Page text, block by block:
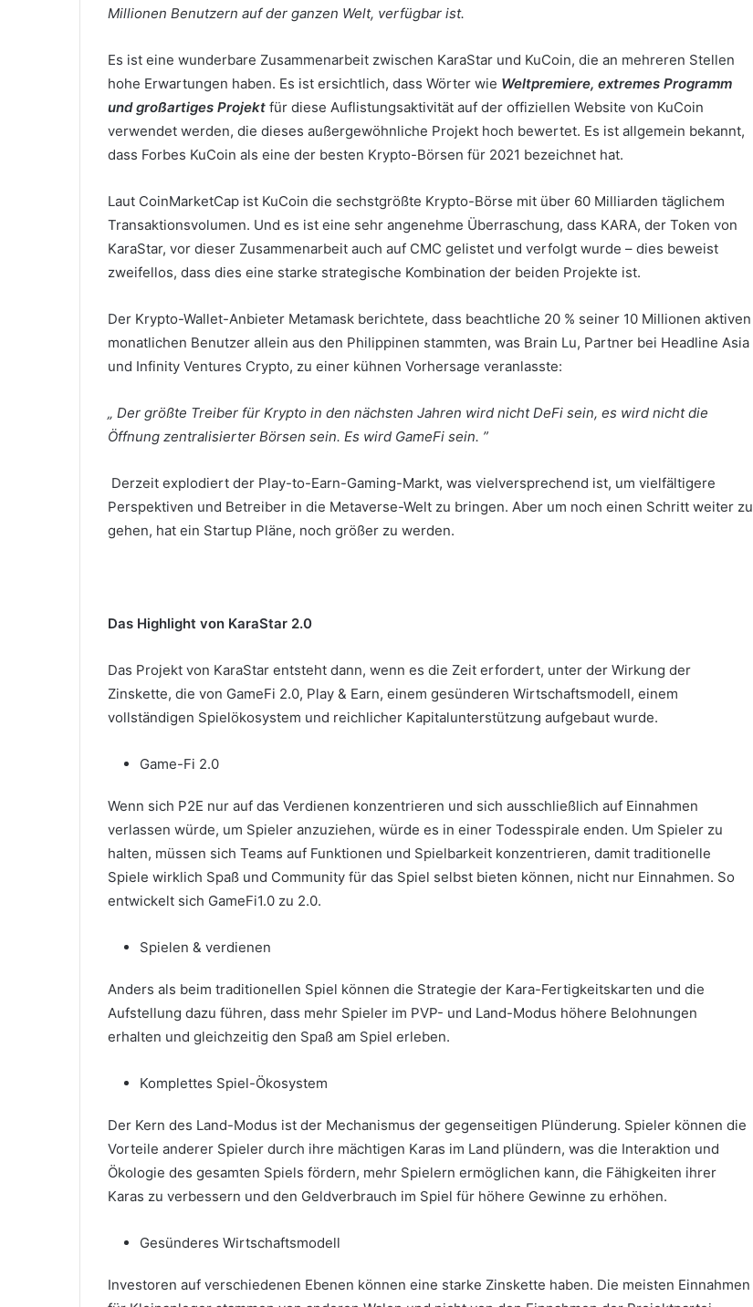
Millionen Benutzern auf der ganzen Welt, verfügbar ist.
Es ist eine wunderbare Zusammenarbeit zwischen KaraStar und KuCoin, die an mehreren Stellen
hohe Erwartungen haben. Es ist ersichtlich, dass Wörter wie Weltpremiere, extremes Programm
und großartiges Projekt für diese Auflistungsaktivität auf der offiziellen Website von KuCoin
verwendet werden, die dieses außergewöhnliche Projekt hoch bewertet. Es ist allgemein bekannt,
dass Forbes KuCoin als eine der besten Krypto-Börsen für 2021 bezeichnet hat.
Laut CoinMarketCap ist KuCoin die sechstgrößte Krypto-Börse mit über 60 Milliarden täglichem
Transaktionsvolumen. Und es ist eine sehr angenehme Überraschung, dass KARA, der Token von
KaraStar, vor dieser Zusammenarbeit auch auf CMC gelistet und verfolgt wurde – dies beweist
zweifellos, dass dies eine starke strategische Kombination der beiden Projekte ist.
Der Krypto-Wallet-Anbieter Metamask berichtete, dass beachtliche 20 % seiner 10 Millionen aktiven
monatlichen Benutzer allein aus den Philippinen stammten, was Brain Lu, Partner bei Headline Asia
und Infinity Ventures Crypto, zu einer kühnen Vorhersage veranlasste:
„ Der größte Treiber für Krypto in den nächsten Jahren wird nicht DeFi sein, es wird nichtdie
Öffnung zentralisierter Börsen sein. Es wird GameFi sein. ”
Derzeit explodiert der Play-to-Earn-Gaming-Markt, was vielversprechend ist, um vielfältigere
Perspektiven und Betreiber in die Metaverse-Welt zu bringen. Aber um noch einen Schritt weiter zu
gehen, hat ein Startup Pläne, noch größer zu werden.
Das Highlight von KaraStar 2.0
Das Projekt von KaraStar entsteht dann, wenn es die Zeit erfordert, unter der Wirkung der
Zinskette, die von GameFi 2.0, Play & Earn, einem gesünderen Wirtschaftsmodell, einem
vollständigen Spielökosystem und reichlicher Kapitalunterstützung aufgebaut wurde.
Game-Fi 2.0
Wenn sich P2E nur auf das Verdienen konzentrieren und sich ausschließlich auf Einnahmen
verlassen würde, um Spieler anzuziehen, würde es in einer Todesspirale enden. Um Spieler zu
halten, müssen sich Teams auf Funktionen und Spielbarkeit konzentrieren, damit traditionelle
Spiele wirklich Spaß und Community für das Spiel selbst bieten können, nicht nur Einnahmen. So
entwickelt sich GameFi1.0 zu 2.0.
Spielen & verdienen
Anders als beim traditionellen Spiel können die Strategie der Kara-Fertigkeitskarten und die
Aufstellung dazu führen, dass mehr Spieler im PVP- und Land-Modus höhere Belohnungen
erhalten und gleichzeitig den Spaß am Spiel erleben.
Komplettes Spiel-Ökosystem
Der Kern des Land-Modus ist der Mechanismus der gegenseitigen Plünderung. Spieler können die
Vorteile anderer Spieler durch ihre mächtigen Karas im Land plündern, was die Interaktion und
Ökologie des gesamten Spiels fördern, mehr Spielern ermöglichen kann, die Fähigkeiten ihrer
Karas zu verbessern und den Geldverbrauch im Spiel für höhere Gewinne zu erhöhen.
Gesünderes Wirtschaftsmodell
Investoren auf verschiedenen Ebenen können eine starke Zinskette haben. Die meisten Einnahmen